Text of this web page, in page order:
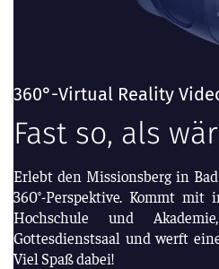
360°-Virtual Reality
Fast so, als
Erlebt den Missionsberg in
360°-Perspektive. Kommt
Hochschule und
Gottesdienstsaal und werft
Viel Spaß dabei!